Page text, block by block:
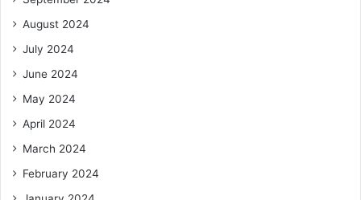
August 2024
July 2024
June 2024
May 2024
April 2024
March 2024
February 2024